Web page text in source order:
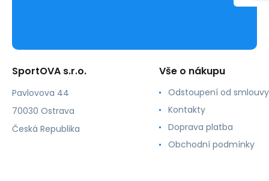
SportOVA s.r.o.
Pavlovova 44
70030 Ostrava
Česká Republika
Vše o nákupu
Odstoupení od smlouvy
Kontakty
Doprava platba
Obchodní podmínky